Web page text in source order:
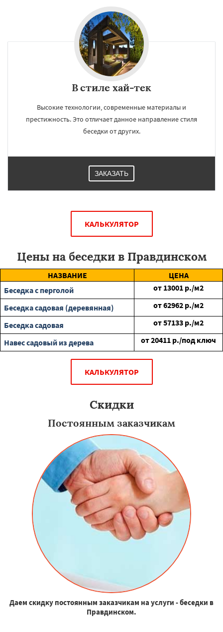
В стиле хай-тек
Высокие технологии, современные материалы и
престижность. Это отличает данное направление стиля
беседки от других.
ЗАКАЗАТЬ
КАЛЬКУЛЯТОР
Цены на беседки в Правдинском
НАЗВАНИЕ
ЦЕНА
Беседка с перголой
от 13001 р./м2
Беседка садовая (деревянная)
от62962 р./м2
Беседка садовая
от57133 р./м2
Навес садовый из дерева
от20411 р./под ключ
КАЛЬКУЛЯТОР
Скидки
Постоянным заказчикам
Даем скидку постоянным заказчикам на услуги - беседки в
Правдинском.